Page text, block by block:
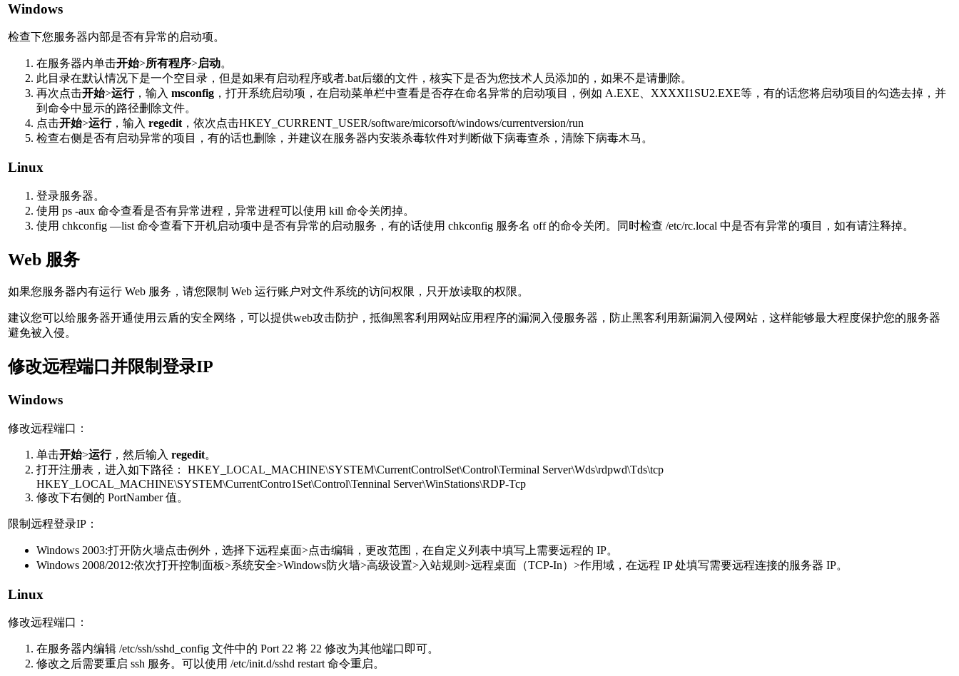
Windows
检查下您服务器内部是否有异常的启动项。
在服务器内单击开始>所有程序>启动。
此目录在默认情况下是一个空目录，但是如果有启动程序或者.bat后缀的文件，核实下是否为您技术人员添加的，如果不是请删除。
再次点击开始>运行，输入 msconfig ，打开系统启动项，在启动菜单栏中查看是否存在命名异常的启动项目，例如 A.EXE、XXXXI1SU2.EXE等，有的话您将启动项目的勾选去掉，并
到命令中显示的路径删除文件。
点击开始>运行，输入 regedit ，依次点击HKEY_CURRENT_USER/software/micorsoft/windows/currentversion/run
检查右侧是否有启动异常的项目，有的话也删除，并建议在服务器内安装杀毒软件对判断做下病毒查杀，清除下病毒木马。
Linux
登录服务器。
使用 ps -aux 命令查看是否有异常进程，异常进程可以使用 kill 命令关闭掉。
使用 chkconfig —list 命令查看下开机启动项中是否有异常的启动服务，有的话使用 chkconfig 服务名 off 的命令关闭。同时检查 /etc/rc.local 中是否有异常的项目，如有请注释掉。
Web 服务
如果您服务器内有运行 Web 服务，请您限制 Web 运行账户对文件系统的访问权限，只开放读取的权限。
建议您可以给服务器开通使用云盾的安全网络，可以提供web攻击防护，抵御黑客利用网站应用程序的漏洞入侵服务器，防止黑客利用新漏洞入侵网站，这样能够最大程度保护您的服务器
避免被入侵。
修改远程端口并限制登录IP
Windows
修改远程端口：
单击开始>运行，然后输入 regedit。
打开注册表，进入如下路径： HKEY_LOCAL_MACHINE\SYSTEM\CurrentControlSet\Control\Terminal Server\Wds\rdpwd\Tds\tcp
HKEY_LOCAL_MACHINE\SYSTEM\CurrentContro1Set\Control\Tenninal Server\WinStations\RDP-Tcp
修改下右侧的 PortNamber 值。
限制远程登录IP：
Windows 2003:打开防火墙点击例外，选择下远程桌面>点击编辑，更改范围，在自定义列表中填写上需要远程的 IP。
Windows 2008/2012:依次打开控制面板>系统安全>Windows防火墙>高级设置>入站规则>远程桌面（TCP-In）>作用域，在远程 IP 处填写需要远程连接的服务器 IP。
Linux
修改远程端口：
在服务器内编辑 /etc/ssh/sshd_config 文件中的 Port 22 将 22 修改为其他端口即可。
修改之后需要重启 ssh 服务。可以使用 /etc/init.d/sshd restart 命令重启。